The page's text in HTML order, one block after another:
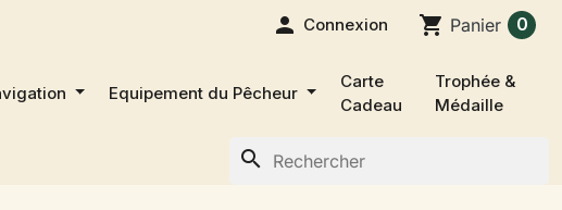
 Connexion shopping_cart Panier 0
Equipement du Pêcheur
Carte
Cadeau
Trophée &
Médaille
search